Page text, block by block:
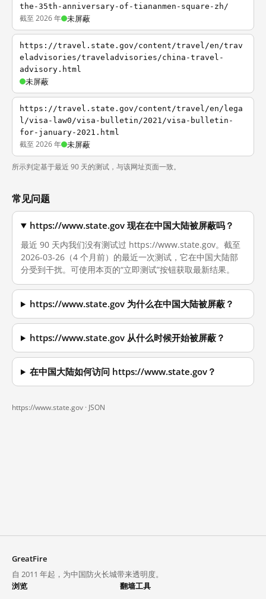
the-35th-anniversary-of-tiananmen-square-zh/
截至 2026 年 未屏蔽
https://travel.state.gov/content/travel/en/trav
eladvisories/traveladvisories/china-travel-
advisory.html
未屏蔽
https://travel.state.gov/content/travel/en/lega
l/visa-law0/visa-bulletin/2021/visa-bulletin-
for-january-2021.html
截至 2026 年 未屏蔽
所示判定基于最近 90 天的测试，与该网址页面一致。
常见问题
https://www.state.gov 现在在中国大陆被屏蔽吗？
最近 90 天内我们没有测试过 https://www.state.gov。截至
2026-03-26（4 个月前）的最近一次测试，它在中国大陆部
分受到干扰。可使用本页的“立即测试”按钮获取最新结果。
https://www.state.gov 为什么在中国大陆被屏蔽？
https://www.state.gov 从什么时候开始被屏蔽？
在中国大陆如何访问 https://www.state.gov？
https://www.state.gov · JSON
GreatFire
自 2011 年起，为中国防火长城带来透明度。
浏览
翻墙工具